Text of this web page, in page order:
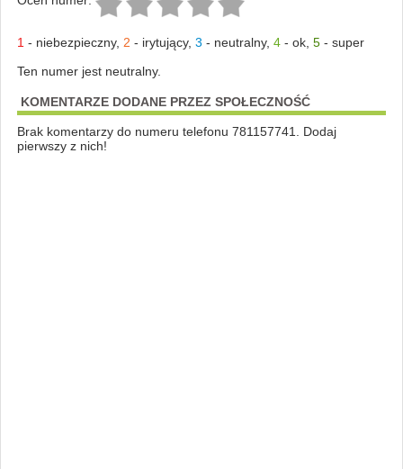
1 - niebezpieczny, 2 - irytujący, 3 - neutralny, 4- ok, 5- super
Ten numer jest neutralny.
KOMENTARZE DODANE PRZEZ SPOŁECZNOŚĆ
Brak komentarzy do numeru telefonu 781157741. Dodaj
pierwszy z nich!